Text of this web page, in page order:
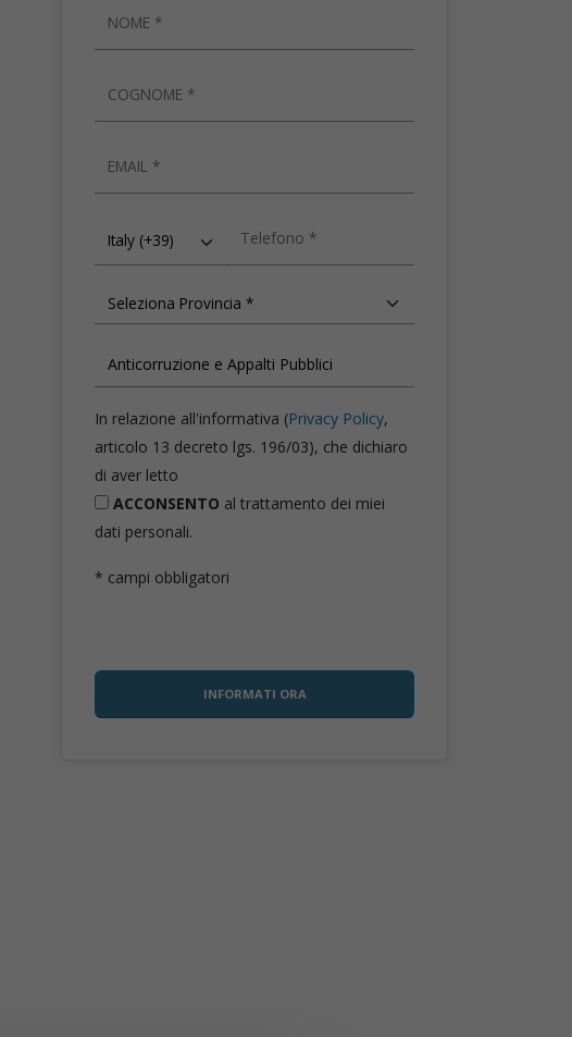
NOME
COGNOME
EMAIL
TELEFONO
In relazione all'informativa (Privacy Policy,
articolo 13 decreto lgs. 196/03), che dichiaro
di aver letto
ACCONSENTO al trattamento dei miei
dati personali.
* campi obbligatori